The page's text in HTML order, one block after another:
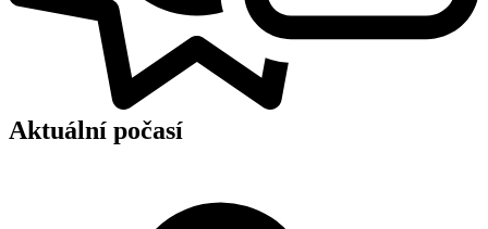
Aktuální počasí